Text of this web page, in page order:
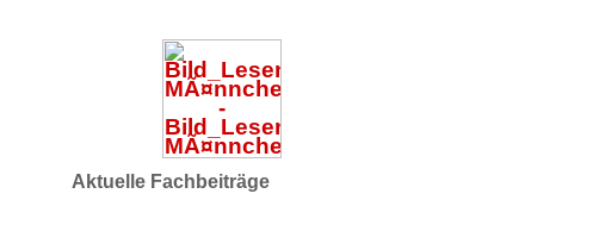
Aktuelle Fachbeiträge